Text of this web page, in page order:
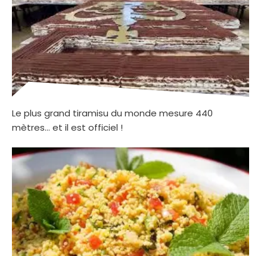
Le plus grand tiramisu du monde mesure 440
mètres… et il est officiel !